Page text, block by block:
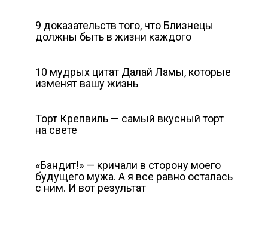
9 доказательств того, что Близнецы
должны быть в жизни каждого
10 мудрых цитат Далай Ламы, которые
изменят вашу жизнь
Торт Крепвиль — самый вкусный торт
на свете
«Бандит!» — кричали в сторону моего
будущего мужа. А я все равно осталась
с ним. И вот результат